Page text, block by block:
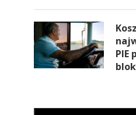
PIE